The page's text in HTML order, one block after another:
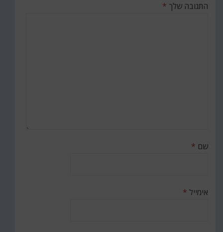
התגובה שלך *
שם *
אימייל *